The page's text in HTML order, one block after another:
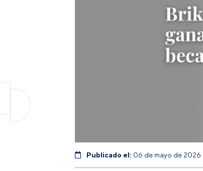
Publicado el: 06 de mayo de 2026